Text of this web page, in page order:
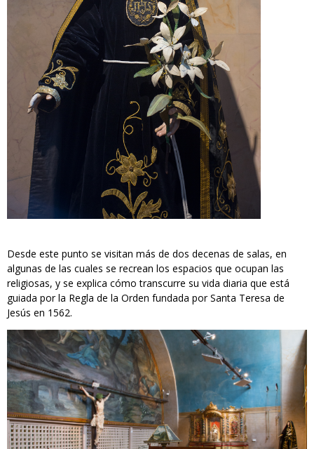
Desde este punto se visitan más de dos decenas de salas, en
algunas de las cuales se recrean los espacios que ocupan las
religiosas, y se explica cómo transcurre su vida diaria que está
guiada por la Regla de la Orden fundada por Santa Teresa de
Jesús en 1562.